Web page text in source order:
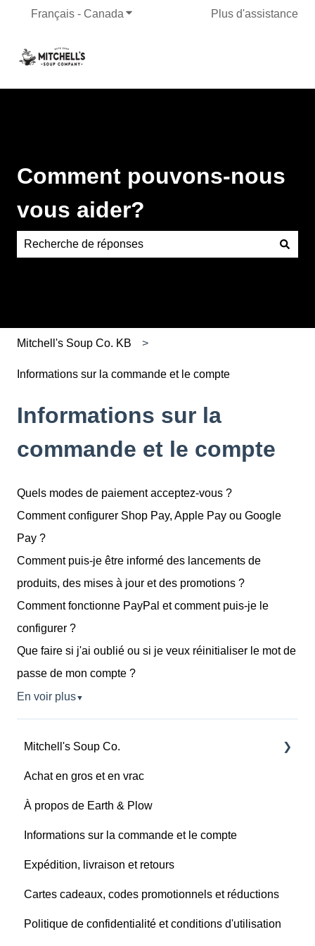
Français - Canada Afficher le sous-menu pour les
Plus d'assistance
Comment pouvons-nous
vous aider?
Mitchell's Soup Co. KB
Informations sur la commande et le compte
Informations sur la
commande et le compte
Quels modes de paiement acceptez-vous ?
Comment configurer Shop Pay, Apple Pay ou Google
Pay ?
Comment puis-je être informé des lancements de
produits, des mises à jour et des promotions ?
Comment fonctionne PayPal et comment puis-je le
configurer ?
Que faire si j'ai oublié ou si je veux réinitialiser le mot de
passe de mon compte ?
En voir plus▼
Mitchell's Soup Co.
Produits, ingrédients et informations nutritionnelles
Cuisine et préparation
Conservation, durée de conservation et
Achat en gros et en vrac
À propos de Earth & Plow
Informations sur la commande et le compte
Expédition, livraison et retours
Cartes cadeaux, codes promotionnels et réductions
Politique de confidentialité et conditions d'utilisation